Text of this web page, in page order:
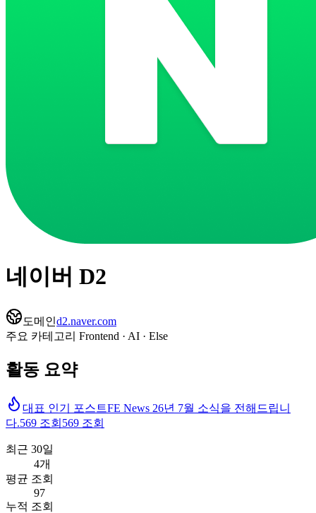
네이버 D2
도메인d2.naver.com
주요 카테고리 Frontend · AI · Else
활동 요약
대표 인기 포스트FE News 26년 7월 소식을 전해드립니
다.569 조회 569 조회
최근 30일
4개
평균 조회
97
누적 조회